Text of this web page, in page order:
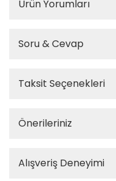
Ürün Yorumları
Soru & Cevap
Taksit Seçenekleri
Önerileriniz
Alışveriş Deneyimi